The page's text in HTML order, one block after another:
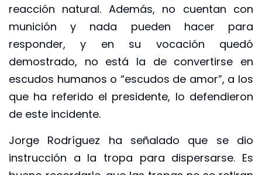
reacción natural. Además, no cuentan con
munición y nada pueden hacer para
responder, y en su vocación quedó
demostrado, no está la de convertirse en
escudos humanos o “escudos de amor”, a los
que ha referido el presidente, lo defendieron
de este incidente.
Jorge Rodríguez ha señalado que se dio
instrucción a la tropa para dispersarse. Es